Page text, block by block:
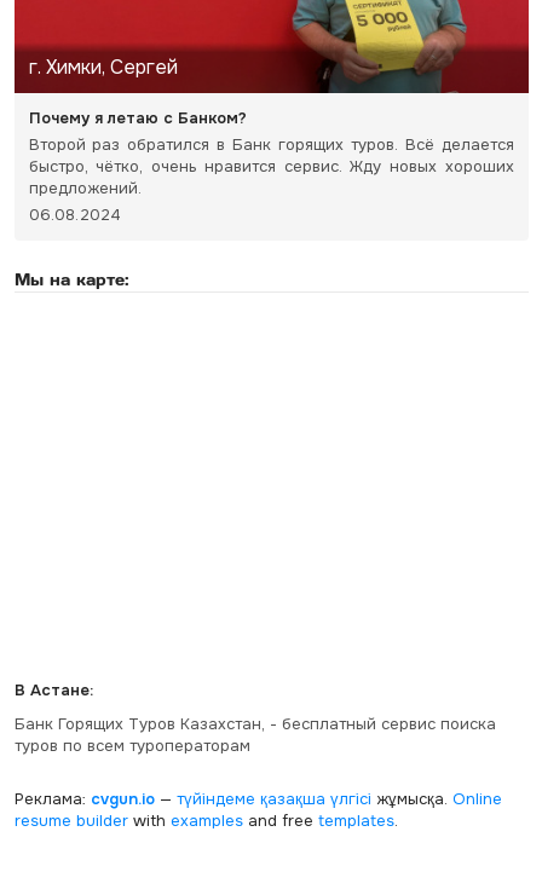
г. Химки, Сергей
Почему я летаю с Банком?
Второй раз обратился в Банк горящих туров. Всё делается
быстро, чётко, очень нравится сервис. Жду новых хороших
предложений.
06.08.2024
Мы на карте:
В Астане:
Банк Горящих Туров Казахстан, - бесплатный сервис поиска
туров по всем туроператорам
Реклама: cvgun.io— түйіндеме қазақша үлгісі жұмысқа. Online
resume builderwith examplesand free templates.